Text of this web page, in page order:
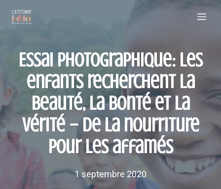
Essai photographique: Les
enfants recherchent la
beauté, la bonté et la
vérité – De la nourriture
pour les affamés
1 septembre 2020